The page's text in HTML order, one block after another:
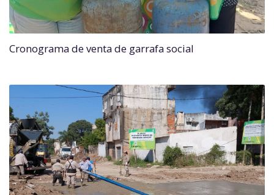
Cronograma de venta de garrafa social